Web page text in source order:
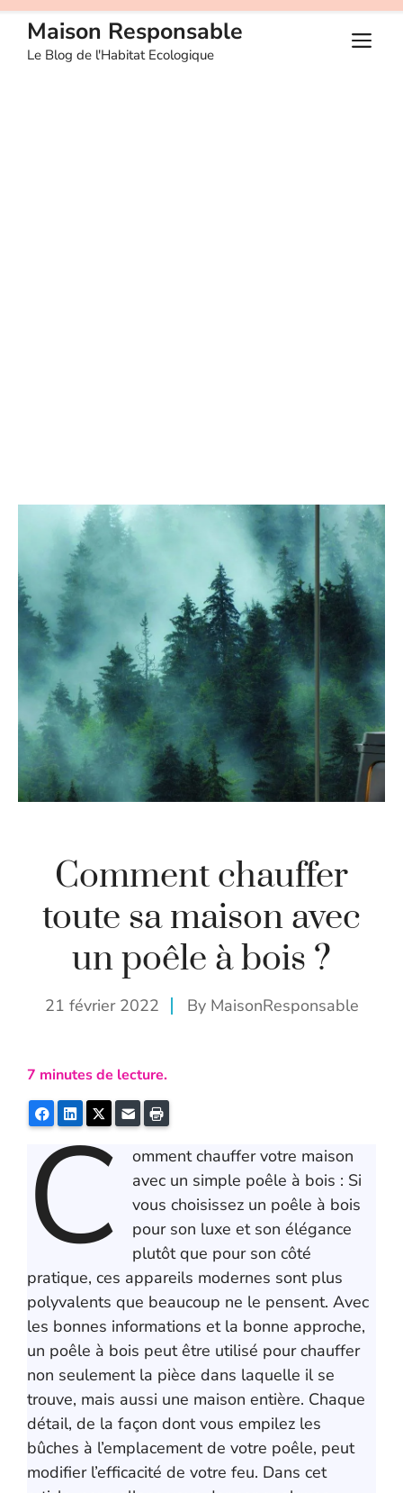
Aller
contenu
Maison Responsable
Le Blog de l'Habitat Ecologique
Comment chauffer
toute sa maison avec
un poêle à bois ?
21 février 2022 By MaisonResponsable
7 minutes de lecture.
FacebookLinkedInTwitterE-mail
C
omment chauffer votre maison
avec un simple poêle à bois : Si
vous choisissez un poêle à bois
pour son luxe et son élégance
plutôt que pour son côté
pratique, ces appareils modernes sont plus
polyvalents que beaucoup ne le pensent. Avec
les bonnes informations et la bonne approche,
un poêle à bois peut être utilisé pour chauffer
non seulement la pièce dans laquelle il se
trouve, mais aussi une maison entière. Chaque
détail, de la façon dont vous empilez les
bûches à l’emplacement de votre poêle, peut
modifier l’efficacité de votre feu. Dans cet